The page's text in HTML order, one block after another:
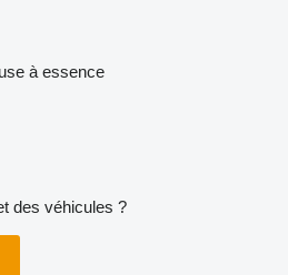
à essence
des véhicules ?